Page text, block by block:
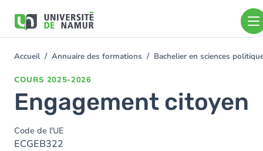
contenu
You
Accueil Annuaire des formations Bachelier en sciences
COURS 2025-2026
Engagement citoyen
Code de l'UE
ECGEB322